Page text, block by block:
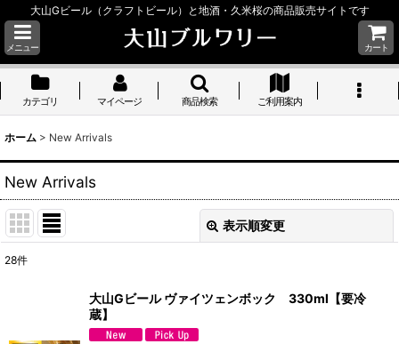
大山Gビール（クラフトビール）と地酒・久米桜の商品販売サイトです
メニュー カート
カテゴリ マイページ 商品検索 ご利用案内
ホーム > New Arrivals
New Arrivals
表示順変更
28件
大山Gビール ヴァイツェンボック 330ml【要冷
蔵】